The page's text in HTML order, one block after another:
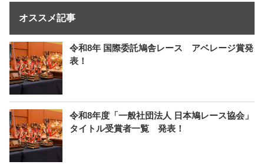
オススメ記事
令和8年 国際委託鳩舎レース アベレージ賞発
表！
令和8年度「一般社団法人 日本鳩レース協会」
タイトル受賞者一覧 発表！